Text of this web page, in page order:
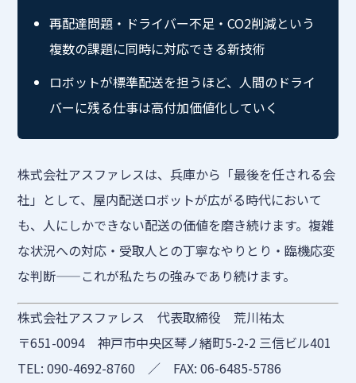
再配達問題・ドライバー不足・CO2削減という
複数の課題に同時に対応できる新技術
ロボットが標準配送を担うほど、人間のドライ
バーに残る仕事は高付加価値化していく
株式会社アスファレスは、兵庫から「最後を任される会
社」として、屋内配送ロボットが広がる時代において
も、人にしかできない配送の価値を磨き続けます。複雑
な状況への対応・受取人との丁寧なやりとり・臨機応変
な判断——これが私たちの強みであり続けます。
株式会社アスファレス 代表取締役 荒川祐太
〒651-0094 神戸市中央区琴ノ緒町5-2-2 三信ビル401
TEL: 090-4692-8760 ／ FAX: 06-6485-5786